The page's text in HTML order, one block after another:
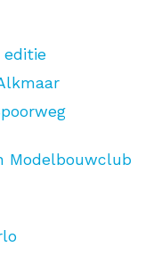
editie
Modelbouwclub